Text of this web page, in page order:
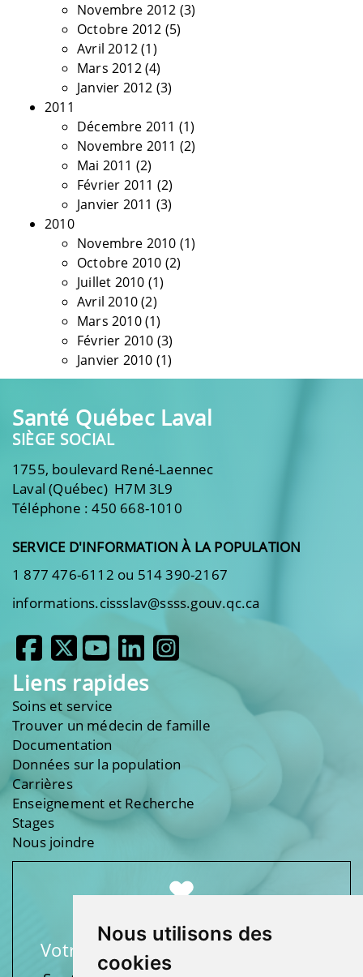
Nous utilisons des
cookies
Novembre 2012 (3)
Octobre 2012 (5)
Avril 2012(1)
Mars 2012(4)
Janvier 2012 (3)
2011
Décembre 2011 (1)
Novembre 2011 (2)
Mai 2011 (2)
Février 2011 (2)
Janvier 2011 (3)
2010
Novembre 2010 (1)
Octobre 2010 (2)
Juillet 2010 (1)
Avril 2010(2)
Mars 2010(1)
Février 2010 (3)
Janvier 2010 (1)
Santé Québec Laval
SIÈGE SOCIAL
1755, boulevard René-Laennec
Laval (Québec) H7M 3L9
Téléphone : 450 668-1010
SERVICE D'INFORMATION À LA POPULATION
1 877 476-6112 ou 514 390-2167
informations.cissslav@ssss.gouv.qc.ca
Liens rapides
Soins et service
Trouver un médecin de famille
Documentation
Données sur la population
Carrières
Enseignement et Recherche
Stages
Nous joindre
Votre soutien fait une différence